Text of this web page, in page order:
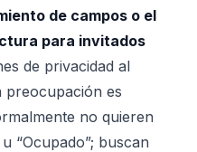
de campos o el
para invitados
de privacidad al
preocupación es
no quieren
“Ocupado”; buscan